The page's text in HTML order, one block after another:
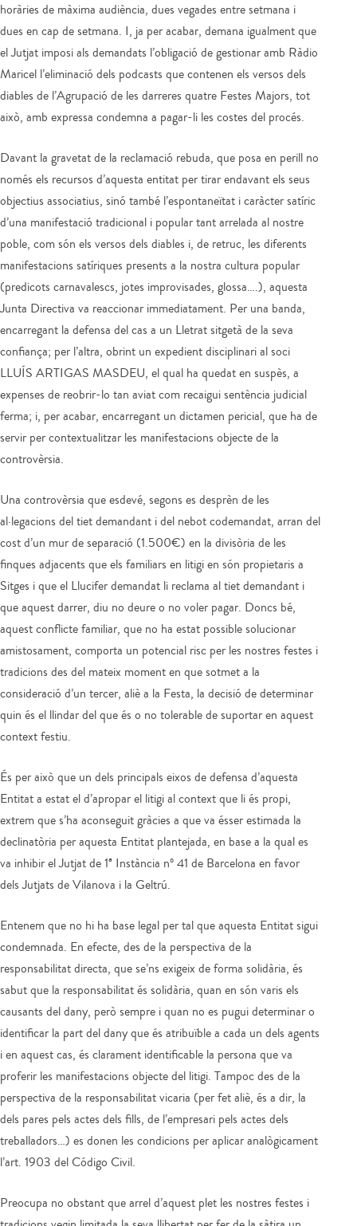
horàries de màxima audiència, dues vegades entre setmana i
dues en cap de setmana. I, ja per acabar, demana igualment que
el Jutjat imposi als demandats l’obligació de gestionar amb Ràdio
Maricel l’eliminació dels podcasts que contenen els versos dels
diables de l’Agrupació de les darreres quatre Festes Majors, tot
això, amb expressa condemna a pagar-li les costes del procés.
Davant la gravetat de la reclamació rebuda, que posa en perill no
només els recursos d’aquesta entitat per tirar endavant els seus
objectius associatius, sinó també l’espontaneïtat i caràcter satíric
d’una manifestació tradicional i popular tant arrelada al nostre
poble, com són els versos dels diables i, de retruc, les diferents
manifestacions satíriques presents a la nostra cultura popular
(predicots carnavalescs, jotes improvisades, glossa….), aquesta
Junta Directiva va reaccionar immediatament. Per una banda,
encarregant la defensa del cas a un Lletrat sitgetà de la seva
confiança; per l’altra, obrint un expedient disciplinari al soci
LLUÍS ARTIGAS MASDEU, el qual ha quedat en suspès, a
expenses de reobrir-lo tan aviat com recaigui sentència judicial
ferma; i, per acabar, encarregant un dictamen pericial, que ha de
servir per contextualitzar les manifestacions objecte de la
controvèrsia.
Una controvèrsia que esdevé, segons es desprèn de les
al·legacions del tiet demandant i del nebot codemandat, arran del
cost d’un mur de separació (1.500€) en la divisòria de les
finques adjacents que els familiars en litigi en són propietaris a
Sitges i que el Llucifer demandat li reclama al tiet demandant i
que aquest darrer, diu no deure o no voler pagar. Doncs bé,
aquest conflicte familiar, que no ha estat possible solucionar
amistosament, comporta un potencial risc per les nostres festes i
tradicions des del mateix moment en que sotmet a la
consideració d’un tercer, aliè a la Festa, la decisió de determinar
quin és el llindar del que és o no tolerable de suportar en aquest
context festiu.
És per això que un dels principals eixos de defensa d’aquesta
Entitat a estat el d’apropar el litigi al context que li és propi,
extrem que s’ha aconseguit gràcies a que va ésser estimada la
declinatòria per aquesta Entitat plantejada, en base a la qual es
va inhibir el Jutjat de 1ª Instància nº 41 de Barcelona en favor
dels Jutjats de Vilanova i la Geltrú.
Entenem que no hi ha base legal per tal que aquesta Entitat sigui
condemnada. En efecte, des de la perspectiva de la
responsabilitat directa, que se’ns exigeix de forma solidària, és
sabut que la responsabilitat és solidària, quan en són varis els
causants del dany, però sempre i quan no es pugui determinar o
identificar la part del dany que és atribuïble a cada un dels agents
i en aquest cas, és clarament identificable la persona que va
proferir les manifestacions objecte del litigi. Tampoc des de la
perspectiva de la responsabilitat vicaria (per fet aliè, és a dir, la
dels pares pels actes dels fills, de l’empresari pels actes dels
treballadors…) es donen les condicions per aplicar analògicament
l’art. 1903 del Código Civil.
Preocupa no obstant que arrel d’aquest plet les nostres festes i